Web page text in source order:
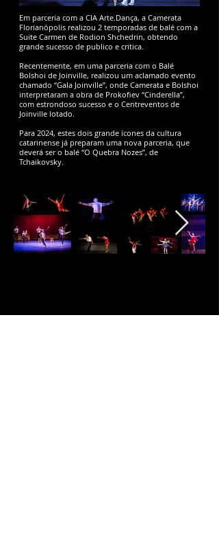
Em parceria com a CIA Arte.Dança, a Camerata
Florianópolis realizou 2 temporadas de balé com a
Suite Carmen de Rodion Shchedrin, obtendo
grande sucesso de publico e critica.
Recentemente, em uma parceria com o Balé
Bolshoi de Joinville, realizou um aclamado evento
chamado “Gala Joinville”, onde Camerata e Bolshoi
interpretaram a obra de Prokofiev “Cinderella”,
com estrondoso sucesso e o Centreventos de
Joinville lotado.
Para 2024, estes dois grande ícones da cultura
catarinense já preparam uma nova parceria, que
deverá ser o balé “O Quebra Nozes”, de
Tchaikovsky.